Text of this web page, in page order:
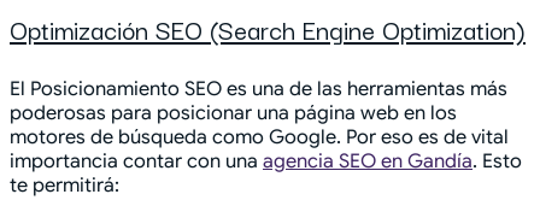
Optimización SEO (Search Engine Optimization)
El Posicionamiento SEO es una de las herramientas más
poderosas para posicionar una página web en los
motores de búsqueda como Google. Por eso es de vital
importancia contar con una agencia SEO en Gandía. Esto
te permitirá: